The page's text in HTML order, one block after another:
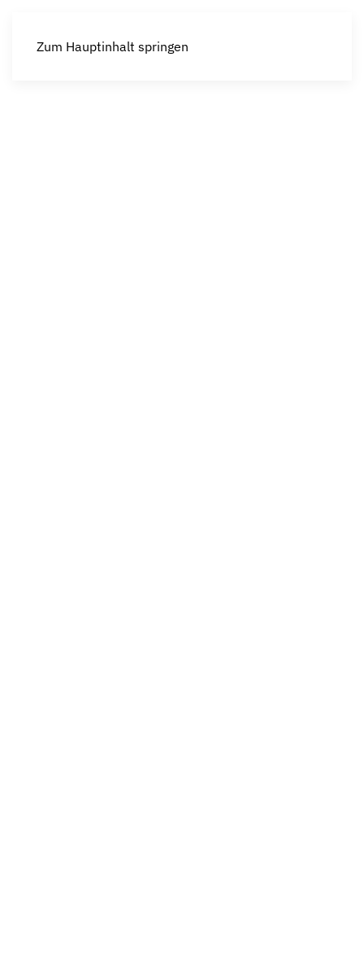
Zum Hauptinhalt springen